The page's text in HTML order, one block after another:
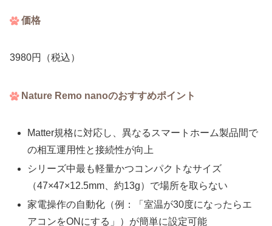
価格
3980円（税込）
Nature Remo nanoのおすすめポイント
Matter規格に対応し、異なるスマートホーム製品間で
の相互運用性と接続性が向上
シリーズ中最も軽量かつコンパクトなサイズ
（47×47×12.5mm、約13g）で場所を取らない
家電操作の自動化（例：「室温が30度になったらエ
アコンをONにする」）が簡単に設定可能